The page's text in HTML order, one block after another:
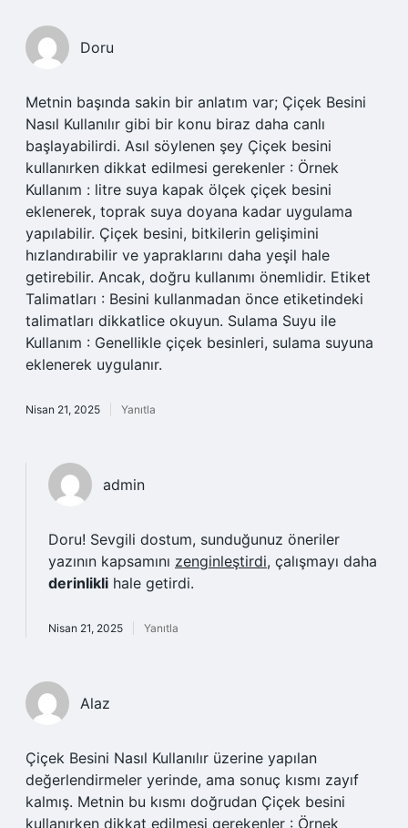
Doru
Metnin başında sakin bir anlatım var; Çiçek Besini
Nasıl Kullanılır gibi bir konu biraz daha canlı
başlayabilirdi. Asıl söylenen şey Çiçek besini
kullanırken dikkat edilmesi gerekenler : Örnek
Kullanım : litre suya kapak ölçek çiçek besini
eklenerek, toprak suya doyana kadar uygulama
yapılabilir. Çiçek besini, bitkilerin gelişimini
hızlandırabilir ve yapraklarını daha yeşil hale
getirebilir. Ancak, doğru kullanımı önemlidir. Etiket
Talimatları : Besini kullanmadan önce etiketindeki
talimatları dikkatlice okuyun. Sulama Suyu ile
Kullanım : Genellikle çiçek besinleri, sulama suyuna
eklenerek uygulanır.
Nisan 21, 2025 Yanıtla
admin
Doru! Sevgili dostum, sunduğunuz öneriler
yazının kapsamını zenginleştirdi, çalışmayı daha
derinlikli hale getirdi.
Nisan 21, 2025 Yanıtla
Alaz
Çiçek Besini Nasıl Kullanılır üzerine yapılan
değerlendirmeler yerinde, ama sonuç kısmı zayıf
kalmış. Metnin bu kısmı doğrudan Çiçek besini
kullanırken dikkat edilmesi gerekenler : Örnek